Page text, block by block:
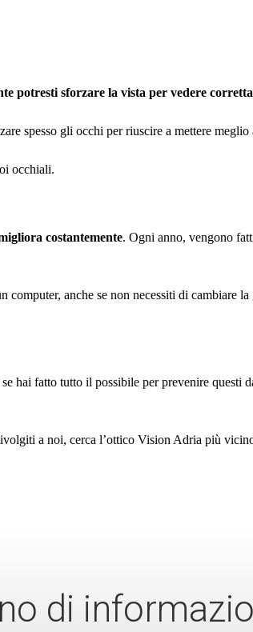
potresti sforzare la vista per vedere
spesso gli occhi per riuscire a mettere
occhiali.
costantemente. Ogni anno, vengono
anche se non necessiti di cambiare
hai fatto tutto il possibile per prevenire questi
a noi, cerca l’ottico Vision Adria più
di